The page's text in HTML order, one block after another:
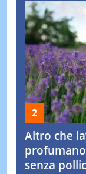
Altro che
senza